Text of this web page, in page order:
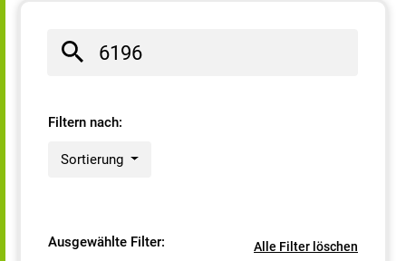
Filtern nach:
Sortierung
Ausgewählte Filter: Alle Filter löschen